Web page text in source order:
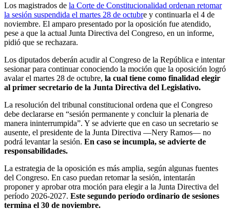
Los magistrados de la Corte de Constitucionalidad ordenan retomar
la sesión suspendida el martes 28 de octubre y continuarla el 4 de
noviembre. El amparo presentado por la oposición fue atendido,
pese a que la actual Junta Directiva del Congreso, en un informe,
pidió que se rechazara.
Los diputados deberán acudir al Congreso de la República e intentar
sesionar para continuar conociendo la moción que la oposición logró
avalar el martes 28 de octubre, la cual tiene como finalidad elegir
al primer secretario de la Junta Directiva del Legislativo.
La resolución del tribunal constitucional ordena que el Congreso
debe declararse en “sesión permanente y concluir la plenaria de
manera ininterrumpida”. Y se advierte que en caso un secretario se
ausente, el presidente de la Junta Directiva —Nery Ramos— no
podrá levantar la sesión. En caso se incumpla, se advierte de
responsabilidades.
La estrategia de la oposición es más amplia, según algunas fuentes
del Congreso. En caso puedan retomar la sesión, intentarán
proponer y aprobar otra moción para elegir a la Junta Directiva del
período 2026-2027. Este segundo período ordinario de sesiones
termina el 30 de noviembre.